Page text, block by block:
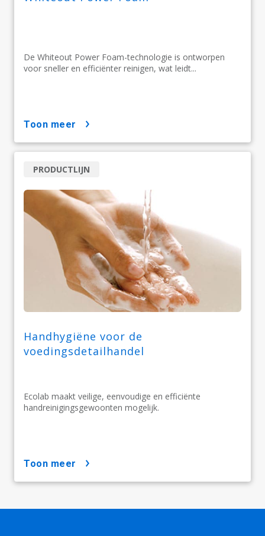
De Whiteout Power Foam-technologie is ontworpen
voor sneller en efficiënter reinigen, wat leidt...
toon meer
Handhygiëne voor de
voedingsdetailhandel
Ecolab maakt veilige, eenvoudige en efficiënte
handreinigingsgewoonten mogelijk.
PRODUCTLIJN
toon meer